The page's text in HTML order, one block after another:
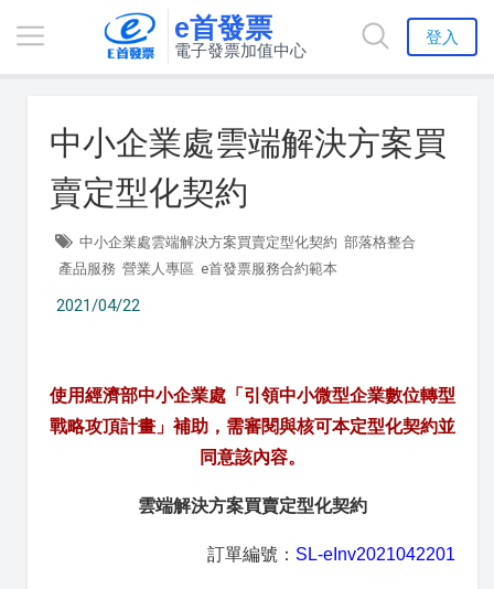
e首發票
電子發票加值中心
登入
中小企業處雲端解決方案買
賣定型化契約
中小企業處雲端解決方案買賣定型化契約 部落格整合
產品服務 營業人專區 e首發票服務合約範本
2021/04/22
使用經濟部中小企業處「引領中小微型企業數位轉型
戰略攻頂計畫」補助，需審閱與核可本定型化契約並
同意該內容。
雲端解決方案買賣定型化契約
訂單編號： SL-eInv2021042201